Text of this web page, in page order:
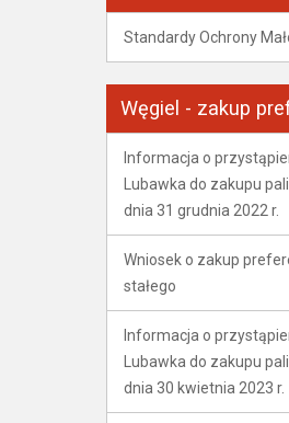
Standardy Ochrony
Węgiel - zakup
Informacja o
Lubawka do zakupu
dnia 31 grudnia 2022 r.
Wniosek o zakup
stałego
Informacja o
Lubawka do zakupu
dnia 30 kwietnia 2023 r.